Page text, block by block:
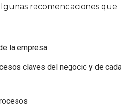
recomendaciones que
la empresa
claves del negocio y de cada